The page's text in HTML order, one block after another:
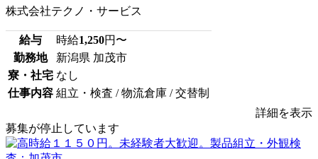
株式会社テクノ・サービス
給与 時給1,250円〜
勤務地
新潟県 加茂市
寮・社宅 なし
仕事内容 組立・検査 / 物流倉庫 / 交替制
詳細を表示
募集が停止しています